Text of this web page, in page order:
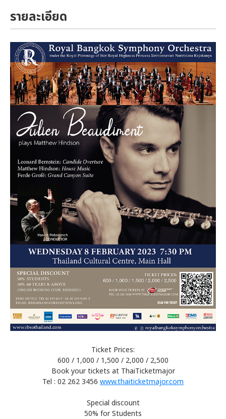
รายละเอียด
Ticket Prices:
600 / 1,000 / 1,500 / 2,000 / 2,500
Book your tickets at ThaiTicketmajor
Tel : 02 262 3456 www.thaiticketmajor.com
Special discount
50% for Students